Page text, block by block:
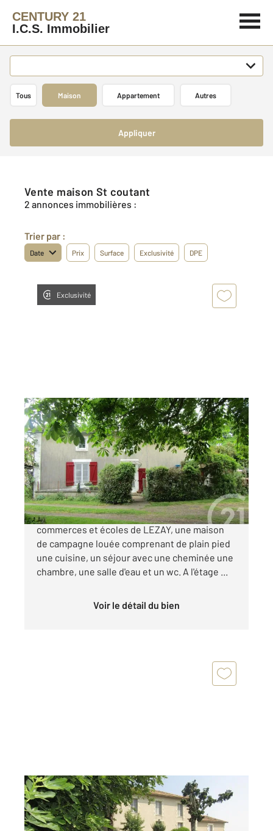
CENTURY 21
I.C.S. Immobilier
Tous Maison Appartement Autres
Appliquer
Vente maison St coutant
2 annonces immobilières :
Trier par :
Date Prix Surface Exclusivité DPE
Exclusivité
ST COUTANT 79
94 m 2, 5 pièces
Ref : 8907
Maison à vendre
45 000 €
A SAINT COUTANT à quelques minutes des
commerces et écoles de LEZAY, une maison
de campagne louée comprenant de plain pied
une cuisine, un séjour avec une cheminée une
chambre, une salle d'eau et un wc. A l'étage ...
Voir le détail du bien
ST COUTANT 79
264 m2, 8 pièces
Ref : 8753